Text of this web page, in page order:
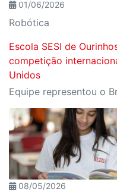
01/06/2026
Robótica
Escola SESI de
competição
Unidos
08/05/2026